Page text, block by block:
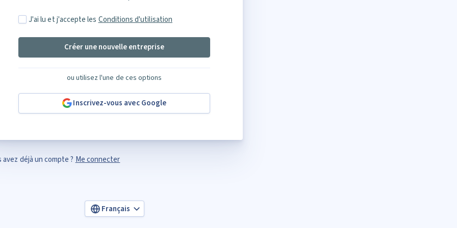
J'ai lu et j'accepte les Conditions d'utilisation
Créer une nouvelle entreprise
ou utilisez l'une de ces options
Inscrivez-vous avec Google
avez déjà un compte ? Me connecter
Français